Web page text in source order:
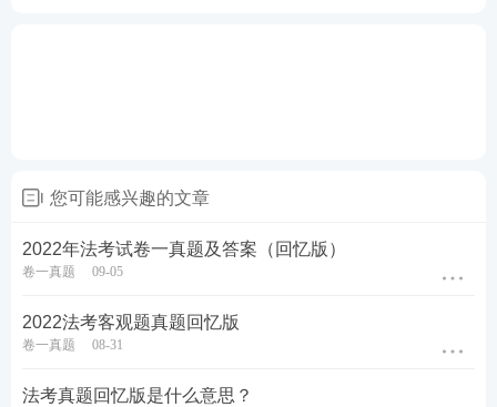
您可能感兴趣的文章
2022年法考试卷一真题及答案（回忆版）
卷一真题 09-05
2022法考客观题真题回忆版
卷一真题 08-31
法考真题回忆版是什么意思？